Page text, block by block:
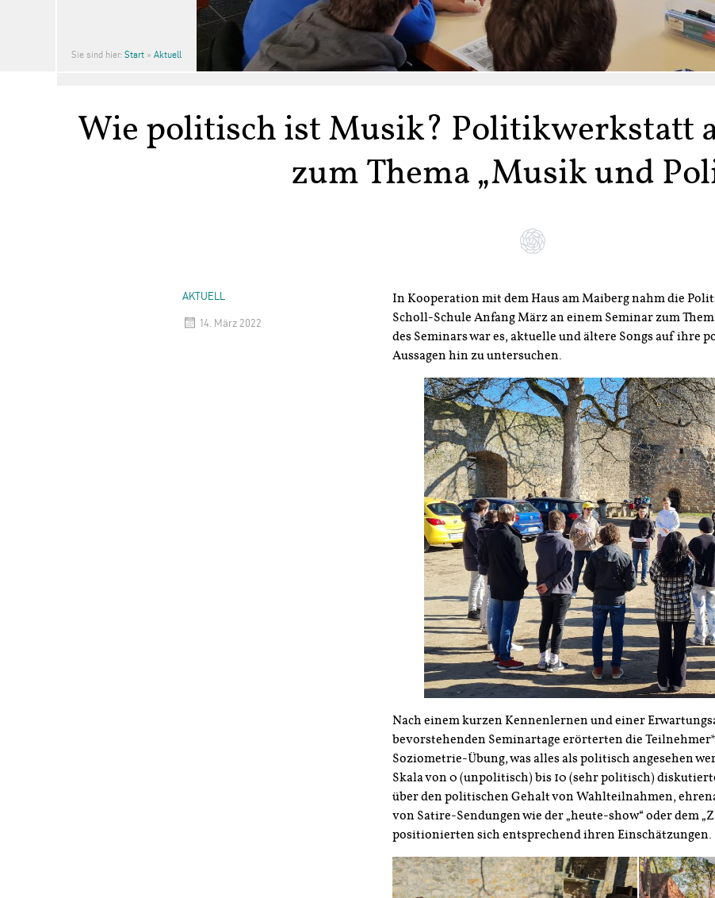
Sie sind hier: Start » Aktuell
Wie politisch ist Musik? Politikwerkstatt
zum Thema „Musik und
AKTUELL
14. März 2022
In Kooperation mit dem Haus am Maiberg nahm die
Scholl-Schule Anfang März an einem Seminar zum
des Seminars war es, aktuelle und ältere Songs auf ihre
Aussagen hin zu untersuchen.
Nach einem kurzen Kennenlernen und einer
bevorstehenden Seminartage erörterten die
Soziometrie-Übung, was alles als politisch angesehen
Skala von 0 (unpolitisch) bis 10 (sehr politisch)
über den politischen Gehalt von Wahlteilnahmen,
von Satire-Sendungen wie der „heute-show“ oder dem
positionierten sich entsprechend ihren Einschätzungen.